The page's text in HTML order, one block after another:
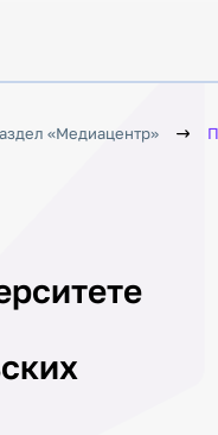
«Медиацентр»